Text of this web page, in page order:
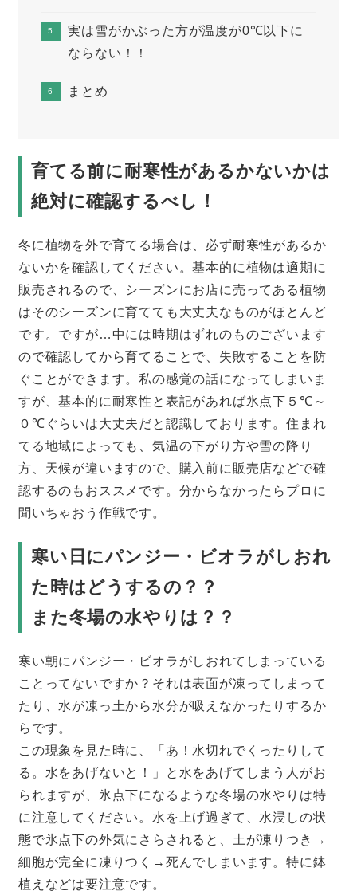
実は雪がかぶった方が温度が0℃以下に
ならない！！
まとめ
育てる前に耐寒性があるかないかは
絶対に確認するべし！
冬に植物を外で育てる場合は、必ず耐寒性があるか
ないかを確認してください。基本的に植物は適期に
販売されるので、シーズンにお店に売ってある植物
はそのシーズンに育てても大丈夫なものがほとんど
です。ですが…中には時期はずれのものございます
ので確認してから育てることで、失敗することを防
ぐことができます。私の感覚の話になってしまいま
すが、基本的に耐寒性と表記があれば氷点下５℃～
０℃ぐらいは大丈夫だと認識しております。住まれ
てる地域によっても、気温の下がり方や雪の降り
方、天候が違いますので、購入前に販売店などで確
認するのもおススメです。分からなかったらプロに
聞いちゃおう作戦です。
寒い日にパンジー・ビオラがしおれ
た時はどうするの？？
また冬場の水やりは？？
寒い朝にパンジー・ビオラがしおれてしまっている
ことってないですか？それは表面が凍ってしまって
たり、水が凍っ土から水分が吸えなかったりするか
らです。
この現象を見た時に、「あ！水切れでくったりして
る。水をあげないと！」と水をあげてしまう人がお
られますが、氷点下になるような冬場の水やりは特
に注意してください。水を上げ過ぎて、水浸しの状
態で氷点下の外気にさらされると、土が凍りつき→
細胞が完全に凍りつく→死んでしまいます。特に鉢
植えなどは要注意です。